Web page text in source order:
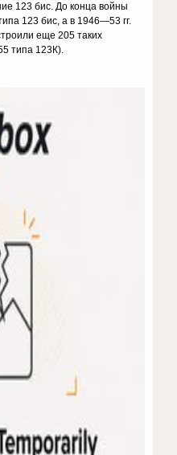
123 бис. До конца войны
123 бис, а в 1946—53 гг.
еще 205 таких
типа 123К).